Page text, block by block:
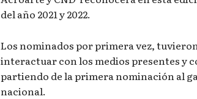
del año 2021 y 2022.
Los nominados por primera vez,
interactuar con los medios presentes y
partiendo de la primera nominación al
nacional.